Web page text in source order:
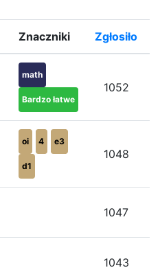
Znaczniki Zgłosiło
math
Bardzo łatwe
1052
oi 4 e3
d1
1048
1047
1043